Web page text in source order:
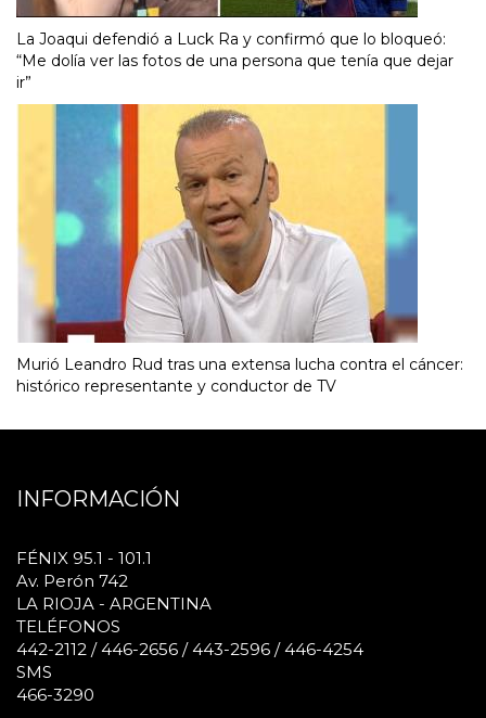
La Joaqui defendió a Luck Ra y confirmó que lo bloqueó:
“Me dolía ver las fotos de una persona que tenía que dejar
ir”
Murió Leandro Rud tras una extensa lucha contra el cáncer:
histórico representante y conductor de TV
INFORMACIÓN
FÉNIX 95.1 - 101.1
Av. Perón 742
LA RIOJA - ARGENTINA
TELÉFONOS
442-2112 / 446-2656 / 443-2596 / 446-4254
SMS
466-3290